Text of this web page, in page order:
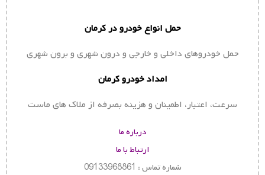
حمل انواع خودرو در کرمان
حمل خودروهای داخلی و خارجی و درون شهری و برون شهری
امداد خودرو کرمان
سرعت، اعتبار، اطمینان و هزینه بصرفه از ملاک های ماست
درباره ما
ارتباط با ما
شماره تماس : 09133968861